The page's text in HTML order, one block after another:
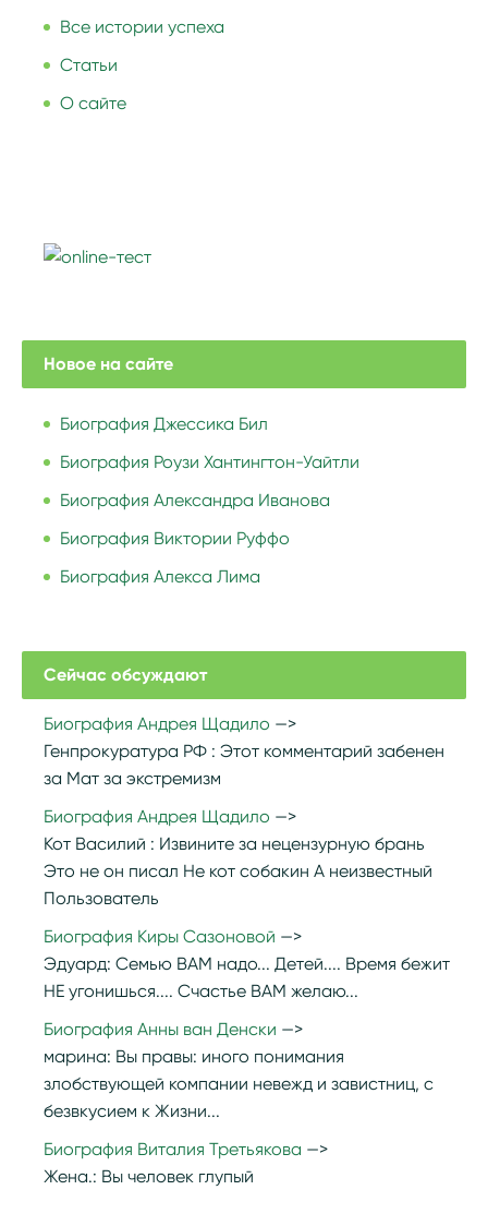
Все истории успеха
Статьи
О сайте
Новое на сайте
Биография Джессика Бил
Биография Роузи Хантингтон-Уайтли
Биография Александра Иванова
Биография Виктории Руффо
Биография Алекса Лима
Сейчас обсуждают
Биография Андрея Щадило
Генпрокуратура РФ : Этот комментарий забенен
за Мат за экстремизм
Биография Андрея Щадило
Кот Василий : Извините за нецензурную брань
Это не он писал Не кот собакин А неизвестный
Пользователь
Биография Киры Сазоновой
Эдуард: Семью ВАМ надо... Детей.... Время бежит
НЕ угонишься.... Счастье ВАМ желаю...
Биография Анны ван Денски
марина: Вы правы: иного понимания
злобствующей компании невежд и завистниц, с
безвкусием к Жизни...
Биография Виталия Третьякова
Жена.: Вы человек глупый